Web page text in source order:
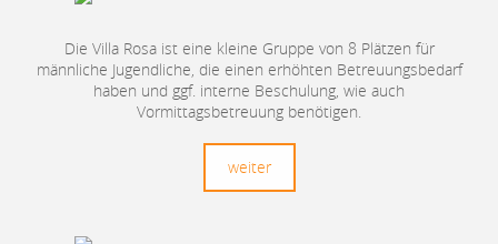
Die Villa Rosa ist eine kleine Gruppe von 8 Plätzen für
männliche Jugendliche, die einen erhöhten Betreuungsbedarf
haben und ggf. interne Beschulung, wie auch
Vormittagsbetreuung benötigen.
weiter